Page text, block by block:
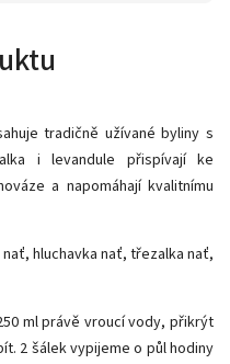
tradičně užívané byliny s
i levandule přispívají ke
a napomáhají kvalitnímu
hluchavka nať, třezalka nať,
ml právě vroucí vody, přikrýt
2 šálek vypijeme o půl hodiny